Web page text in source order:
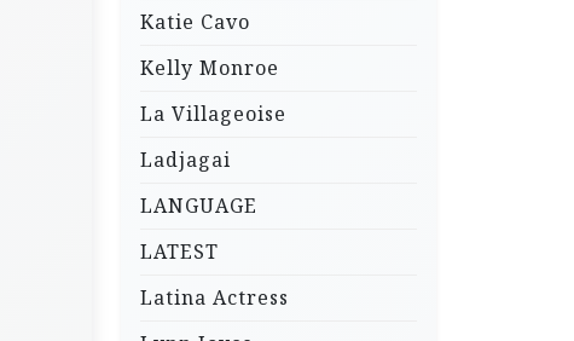
Katie Cavo
Kelly Monroe
La Villageoise
Ladjagai
LANGUAGE
LATEST
Latina Actress